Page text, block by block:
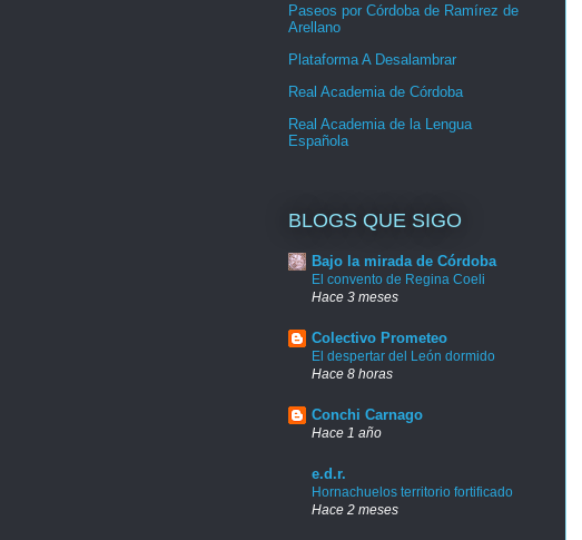
Paseos por Córdoba de Ramírez de
Arellano
Plataforma A Desalambrar
Real Academia de Córdoba
Real Academia de la Lengua
Española
BLOGS QUE SIGO
Bajo la mirada de Córdoba
El convento de Regina Coeli
Hace 3 meses
Colectivo Prometeo
El despertar del León dormido
Hace 8 horas
Conchi Carnago
Hace 1 año
e.d.r.
Hornachuelos territorio fortificado
Hace 2 meses